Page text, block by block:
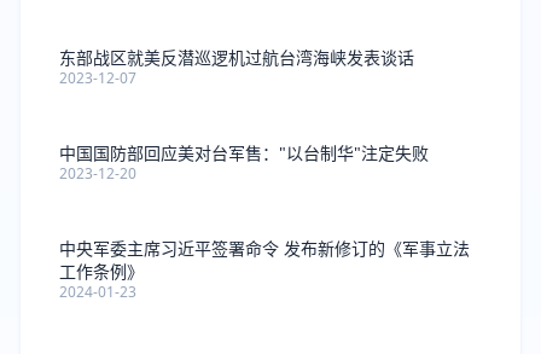
东部战区就美反潜巡逻机过航台湾海峡发表谈话
2023-12-07
中国国防部回应美对台军售："以台制华"注定失败
2023-12-20
中央军委主席习近平签署命令 发布新修订的《军事立法
工作条例》
2024-01-23